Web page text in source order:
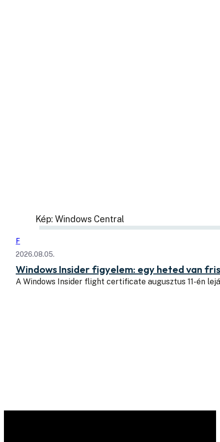
Kép: Windows Central
F
2026.08.05.
Windows Insider figyelem: egy heted van
A Windows Insider flight certificate augusztus 11-én